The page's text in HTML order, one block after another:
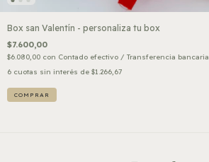
Box san Valentín - personaliza tu box
$7.600,00
$6.080,00 con Contado efectivo / Transferencia bancaria
6 cuotas sin interés de $1.266,67